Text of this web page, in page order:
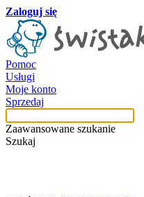
Zaloguj się
Pomoc
Usługi
Moje konto
Sprzedaj
Zaawansowane szukanie
Szukaj